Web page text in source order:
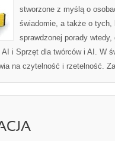
stworzone z myślą o
świadomie, a także o tych,
sprawdzonej porady
i Sprzęt dla twórców i AI. W
na czytelność i rzetelność.